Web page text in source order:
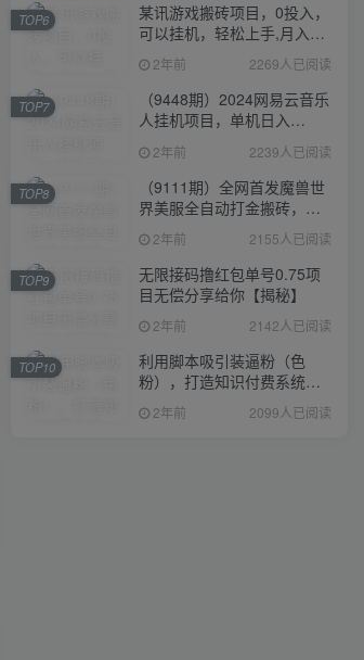
【站长运营资料】无水印课程资源
某讯游戏搬砖项目，0投入，
可以挂机，轻松上手,月入
3000+上不封顶
2年前 2269人已阅读
TOP6
（9448期）2024网易云音乐
人挂机项目，单机日入
150+，无脑月入5000+
2年前 2239人已阅读
TOP7
（9111期）全网首发魔兽世
界美服全自动打金搬砖，日
入1000+，简单好操作，保
姆级教学
2年前 2155人已阅读
TOP8
无限接码撸红包单号0.75项
目无偿分享给你【揭秘】
2年前 2142人已阅读
TOP9
利用脚本吸引装逼粉（色
粉），打造知识付费系统，
附388元美女写真项目
2年前 2099人已阅读
TOP10